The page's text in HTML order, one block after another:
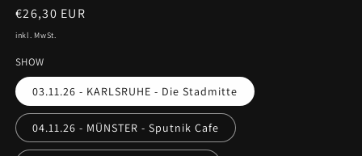
Normaler
Preis
€26,30 EUR
inkl. MwSt.
SHOW
03.11.26 - KARLSRUHE - Die Stadmitte
04.11.26 - MÜNSTER - Sputnik Cafe